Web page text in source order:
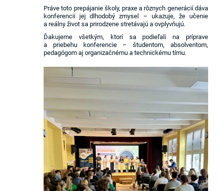
Práve toto prepájanie školy, praxe a rôznych generácií dáva
konferencii jej dlhodobý zmysel – ukazuje, že učenie
a reálny život sa prirodzene stretávajú a ovplyvňujú.
Ďakujeme všetkým, ktorí sa podieľali na príprave
a priebehu konferencie – študentom, absolventom,
pedagógom aj organizačnému a technickému tímu.